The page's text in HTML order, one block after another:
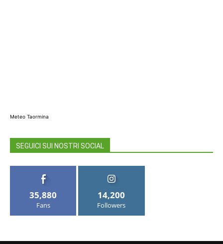
Meteo Taormina
SEGUICI SUI NOSTRI SOCIAL
35,880
Fans
14,200
Followers